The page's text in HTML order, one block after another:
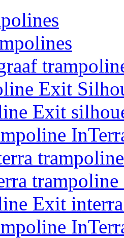
Exit
Exit
Exit